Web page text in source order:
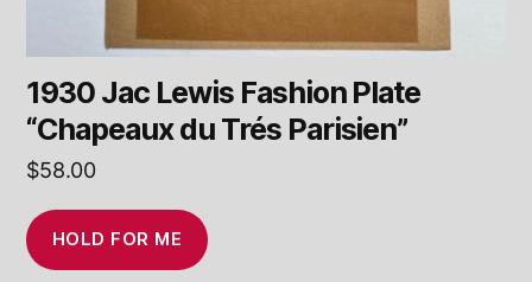
1930 Jac Lewis Fashion Plate
“Chapeaux du Trés Parisien”
$58.00
HOLD FOR ME